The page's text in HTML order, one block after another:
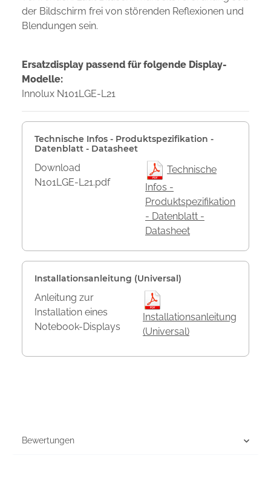
der Bildschirm frei von störenden Reflexionen und
Blendungen sein.
Ersatzdisplay passend für folgende Display-
Modelle:
Innolux N101LGE-L21
Technische Infos - Produktspezifikation -
Datenblatt - Datasheet
Download
N101LGE-L21.pdf
Technische
Infos -
Produktspezifikation
- Datenblatt -
Datasheet
Installationsanleitung (Universal)
Anleitung zur
Installation eines
Notebook-Displays
Installationsanleitung
(Universal)
Bewertungen